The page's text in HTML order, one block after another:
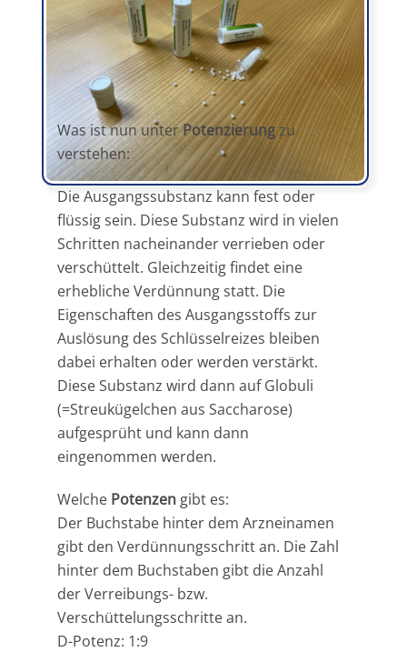
Was ist nun unterPotenzierungzu
verstehen:
Die Ausgangssubstanz kann fest oder
flüssig sein. Diese Substanz wird in vielen
Schritten nacheinander verrieben oder
verschüttelt. Gleichzeitig findet eine
erhebliche Verdünnung statt. Die
Eigenschaften des Ausgangsstoffs zur
Auslösung des Schlüsselreizes bleiben
dabei erhalten oder werden verstärkt.
Diese Substanz wird dann auf Globuli
(=Streukügelchen aus Saccharose)
aufgesprüht und kann dann
eingenommen werden.
Welche Potenzengibt es:
Der Buchstabe hinter dem Arzneinamen
gibt den Verdünnungsschritt an. Die Zahl
hinter dem Buchstaben gibt die Anzahl
der Verreibungs- bzw.
Verschüttelungsschritte an.
D-Potenz: 1:9